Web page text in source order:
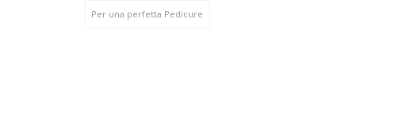
Per una perfetta Pedicure